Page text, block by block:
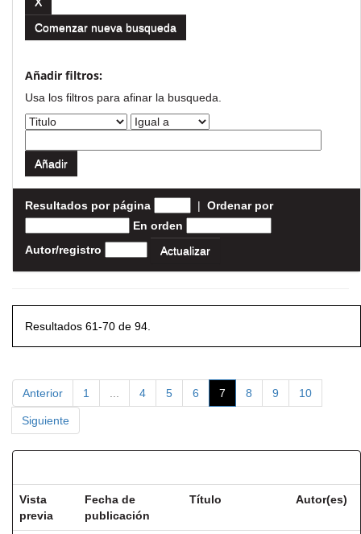
Comenzar nueva busqueda
Añadir filtros:
Usa los filtros para afinar la busqueda.
Resultados por página | Ordenar por
En orden
Autor/registro
Resultados 61-70 de 94.
Anterior 1 4 5 6 7 8 9 10
Siguiente
Vista
previa
Fecha de
publicación
Título Autor(es)